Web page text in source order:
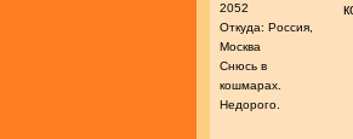
2052
Откуда: Россия,
Москва
Снюсь в
кошмарах.
Недорого.